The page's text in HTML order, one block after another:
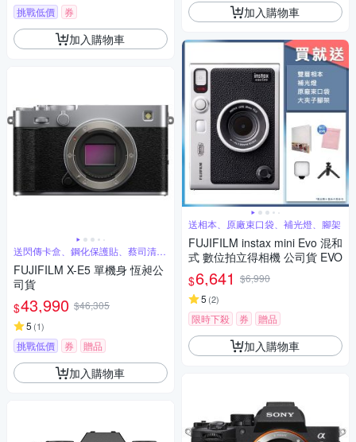
挑戰低價 券
加入購物車
送閃傳卡盒、鋼化保護貼、蔡司清潔
噴霧組
FUJIFILM X-E5 單機身 恆昶公
司貨
$43,990 $46,305
5 (1)
挑戰低價 券 贈品
加入購物車
加入購物車
送相本、原廠束口袋、補光燈、腳架
FUJIFILM instax mini Evo 混和
式 數位拍立得相機 公司貨 EVO
$6,641 $6,990
5 (2)
限時下殺 券 贈品
加入購物車